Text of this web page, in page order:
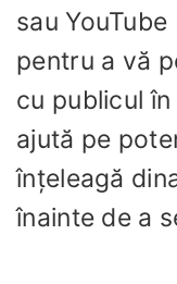
sau
pentru a vă
cu publicul
ajută pe
înțeleagă
înainte de a